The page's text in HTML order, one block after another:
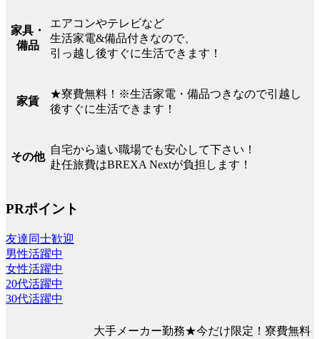
家具・
備品
エアコンやテレビなど
生活家電&備品付きなので、
引っ越し後すぐに生活できます！
家賃
★寮費無料！※生活家電・備品つきなので引越し
後すぐに生活できます！
その他
自宅から遠い職場でも安心して下さい！
赴任旅費はBREXA Nextが負担します！
PRポイント
友達同士歓迎
男性活躍中
女性活躍中
20代活躍中
30代活躍中
大手メーカー勤務★今だけ限定！寮費無料